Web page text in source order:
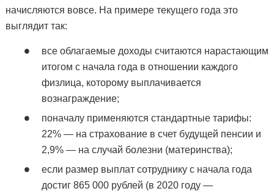
начисляются вовсе. На примере текущего года это
выглядит так:
все облагаемые доходы считаются нарастающим
итогом с начала года в отношении каждого
физлица, которому выплачивается
вознаграждение;
поначалу применяются стандартные тарифы:
22% — на страхование в счет будущей пенсии и
2,9% — на случай болезни (материнства);
если размер выплат сотруднику с начала года
достиг 865 000 рублей (в 2020 году —